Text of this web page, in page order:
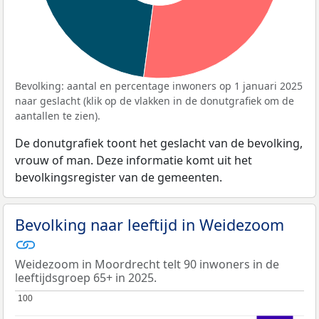
Bevolking: aantal en percentage inwoners op 1 januari 2025
naar geslacht (klik op de vlakken in de donutgrafiek om de
aantallen te zien).
De donutgrafiek toont het geslacht van de bevolking,
vrouw of man. Deze informatie komt uit het
bevolkingsregister van de gemeenten.
Bevolking naar leeftijd in Weidezoom
Weidezoom in Moordrecht telt 90 inwoners in de
leeftijdsgroep 65+ in 2025.
100
100